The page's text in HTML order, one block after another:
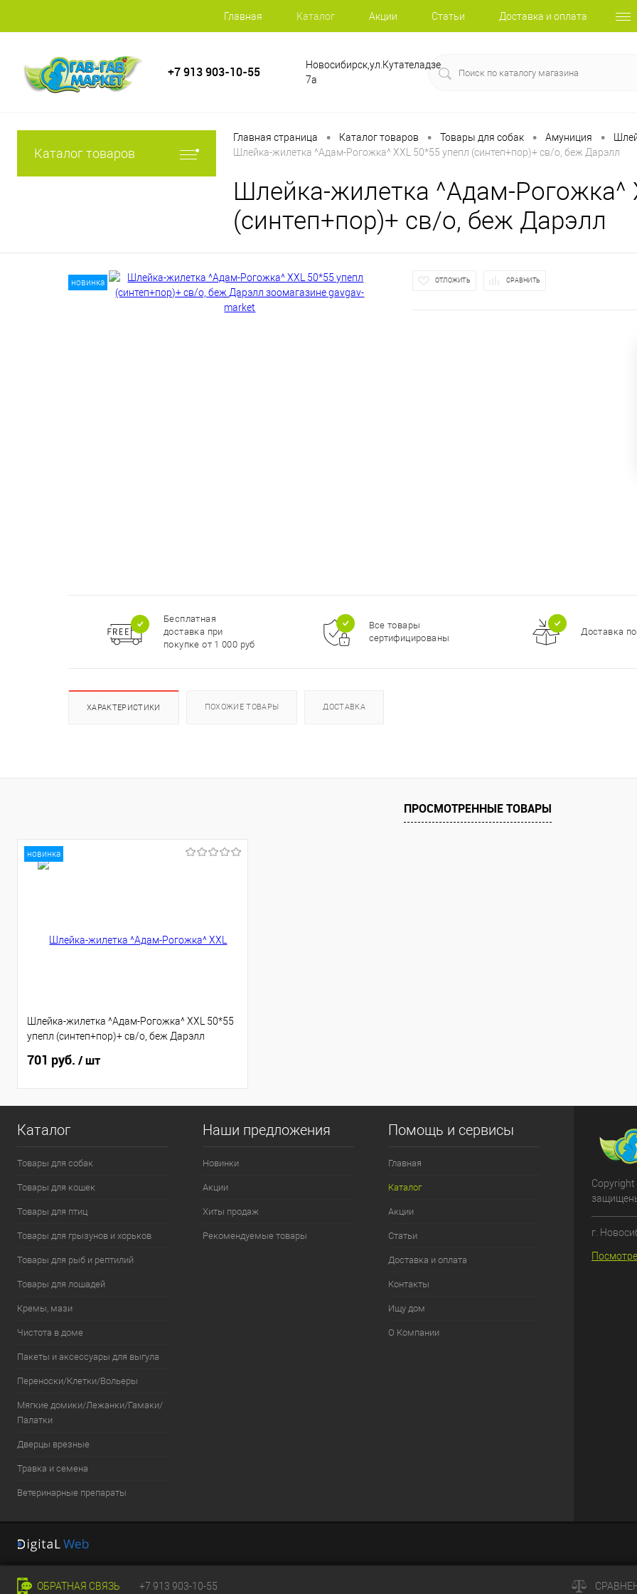
Главная Каталог Акции Статьи Доставка и оплата
+7 913 903-10-55
Новосибирск,ул.Кутателадзе
7а
Каталог товаров
Главная страница • Каталог товаров • Товары для собак • Амуниция •
Шлейка-жилетка ^Адам-Рогожка^ XXL 50*55 упепл (синтеп+пор)+ св/о, беж Дарэлл
Шлейка-жилетка ^Адам-Рогожка^
(синтеп+пор)+ св/о, беж Дарэлл
новинка ОТЛОЖИТЬ СРАВНИТЬ
Бесплатная
доставка при
покупке от 1 000 руб
Все товары
сертифицированы
Доставка
ХАРАКТЕРИСТИКИ ПОХОЖИЕ ТОВАРЫ ДОСТАВКА
ПРОСМОТРЕННЫЕ ТОВАРЫ
новинка
Шлейка-жилетка ^Адам-Рогожка^ XXL 50*55
упепл (синтеп+пор)+ св/о, беж Дарэлл
701 руб. / шт
Каталог
Товары для собак
Товары для кошек
Товары для птиц
Товары для грызунов и хорьков
Товары для рыб и рептилий
Товары для лошадей
Кремы, мази
Чистота в доме
Пакеты и аксессуары для выгула
Переноски/Клетки/Вольеры
Мягкие домики/Лежанки/Гамаки/
Палатки
Дверцы врезные
Травка и семена
Ветеринарные препараты
Наши предложения
Новинки
Акции
Хиты продаж
Рекомендуемые товары
Помощь и сервисы
Главная
Каталог
Акции
Статьи
Доставка и оплата
Контакты
Ищу дом
О Компании
г.
ОБРАТНАЯ СВЯЗЬ +7 913 903-10-55